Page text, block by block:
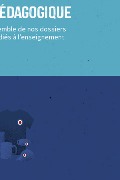
de nos dossiers
à l’enseignement.